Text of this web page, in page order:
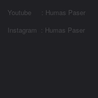
Youtube : Humas Paser
Instagram : Humas Paser